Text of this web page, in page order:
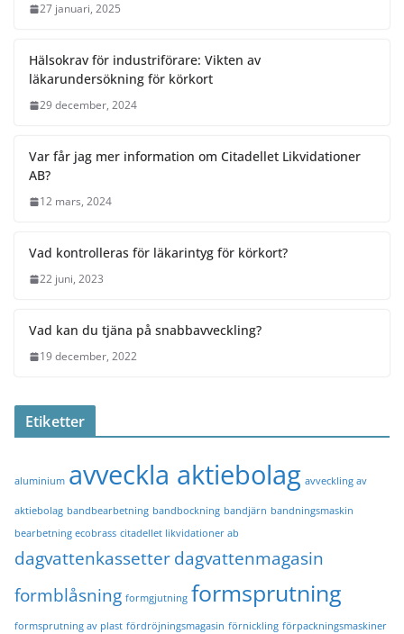
27 januari, 2025
Hälsokrav för industriförare: Vikten av
läkarundersökning för körkort
29 december, 2024
Var får jag mer information om Citadellet Likvidationer
AB?
12 mars, 2024
Vad kontrolleras för läkarintyg för körkort?
22 juni, 2023
Vad kan du tjäna på snabbavveckling?
19 december, 2022
Etiketter
aluminium avveckla aktiebolag avveckling av
aktiebolag bandbearbetning bandbockning bandjärn bandningsmaskin
bearbetning ecobrass citadellet likvidationer ab
dagvattenkassetterdagvattenmagasin
formblåsning formgjutning formsprutning
formsprutning av plast fördröjningsmagasin förnickling förpackningsmaskiner